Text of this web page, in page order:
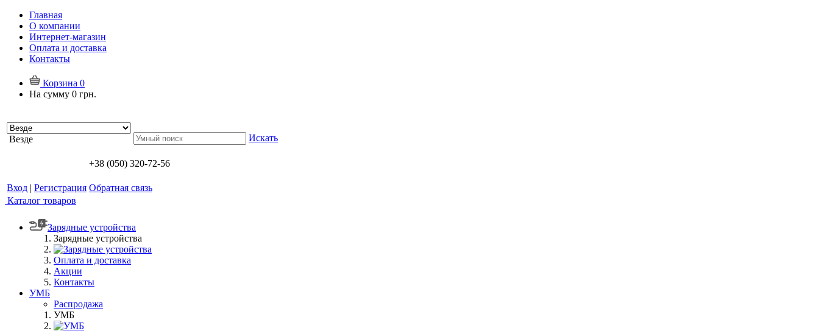
Главная
О компании
Интернет-магазин
Оплата и доставка
Контакты
Корзина 0
На сумму 0 грн.
Везде Искать
+38 (050) 320-72-56
Вход | Регистрация Обратная связь
Каталог товаров
Зарядные устройства
Зарядные устройства
Оплата и доставка
Акции
Контакты
УМБ
Распродажа
УМБ